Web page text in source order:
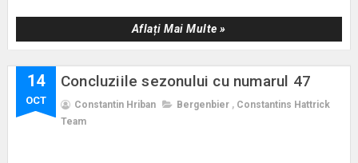
Aflați Mai Multe »
14
OCT
Concluziile sezonului cu numarul 47
Constantin Hriban Bergenbier , Constantins Hattrick
Team